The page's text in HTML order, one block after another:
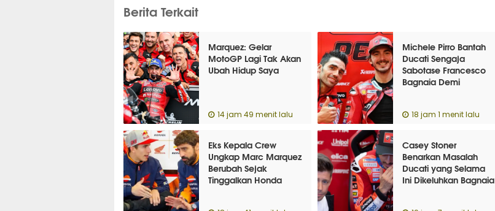
Berita Terkait
Marquez: Gelar
MotoGP Lagi Tak Akan
Ubah Hidup Saya
14 jam 49 menit lalu
Michele Pirro Bantah
Ducati Sengaja
Sabotase Francesco
Bagnaia Demi
18 jam 1 menit lalu
Eks Kepala Crew
Ungkap Marc Marquez
Berubah Sejak
Tinggalkan Honda
Casey Stoner
Benarkan Masalah
Ducati yang Selama
Ini Dikeluhkan Bagnaia